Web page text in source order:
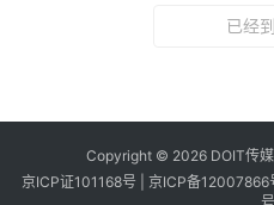
已经
Copyright © 2026 DOIT传媒
京ICP证101168号 | 京ICP备12007866